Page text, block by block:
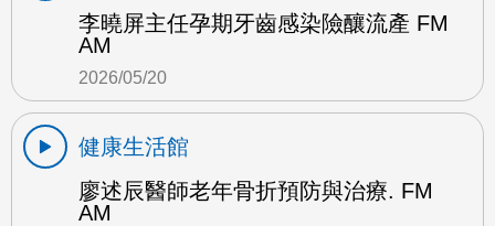
李曉屏主任孕期牙齒感染險釀流產 FM
AM
2026/05/20
健康生活館
廖述辰醫師老年骨折預防與治療. FM
AM